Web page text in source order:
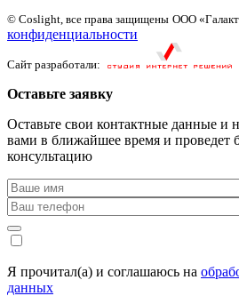
© Coslight, все права защищены ООО
конфиденциальности
Сайт разработали:
Оставьте заявку
Оставьте свои контактные данные и
вами в ближайшее время и проведет
консультацию
Я прочитал(а) и соглашаюсь на
данных